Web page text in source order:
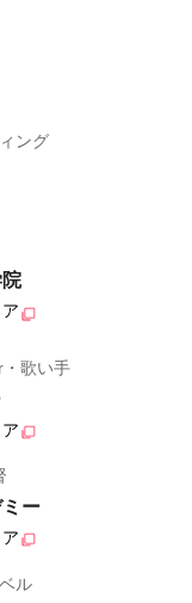
ング
歌い手
ー
ル